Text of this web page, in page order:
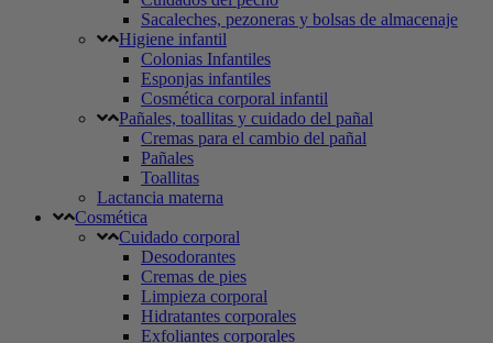
Sacaleches, pezoneras y bolsas de almacenaje
Higiene infantil
Colonias Infantiles
Esponjas infantiles
Cosmética corporal infantil
Pañales, toallitas y cuidado del pañal
Cremas para el cambio del pañal
Pañales
Toallitas
Lactancia materna
Cosmética
Cuidado corporal
Desodorantes
Cremas de pies
Limpieza corporal
Hidratantes corporales
Exfoliantes corporales